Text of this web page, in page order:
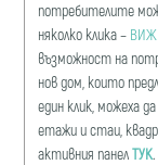
потребителите
няколко клика – ВИЖ
възможност на
нов дом, които
един клик, можеха
етажи и стаи,
активния панелТУК.